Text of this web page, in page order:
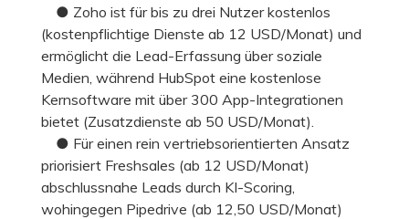
● Zoho ist für bis zu drei Nutzer kostenlos
(kostenpflichtige Dienste ab 12 USD/Monat) und
ermöglicht die Lead-Erfassung über soziale
Medien, während HubSpot eine kostenlose
Kernsoftware mit über 300 App-Integrationen
bietet (Zusatzdienste ab 50 USD/Monat).
● Für einen rein vertriebsorientierten Ansatz
priorisiert Freshsales (ab 12 USD/Monat)
abschlussnahe Leads durch KI-Scoring,
wohingegen Pipedrive (ab 12,50 USD/Monat)